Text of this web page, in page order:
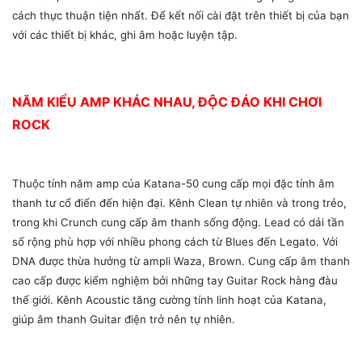
cách thực thuận tiện nhất. Để kết nối cài đặt trên thiết bị của bạn
với các thiết bị khác, ghi âm hoặc luyện tập.
NĂM KIỂU AMP KHÁC NHAU, ĐỘC ĐÁO KHI CHƠI
ROCK
Thuộc tính năm amp của Katana-50 cung cấp mọi đặc tính âm
thanh tư cổ điển đến hiện đại. Kênh Clean tự nhiên và trong trẻo,
trong khi Crunch cung cấp âm thanh sống động. Lead có dải tần
số rộng phù hợp với nhiều phong cách từ Blues đến Legato. Với
DNA được thừa hưởng từ ampli Waza, Brown. Cung cấp âm thanh
cao cấp được kiểm nghiệm bởi những tay Guitar Rock hàng đàu
thế giới. Kênh Acoustic tăng cường tính linh hoạt của Katana,
giúp âm thanh Guitar điện trở nên tự nhiên.